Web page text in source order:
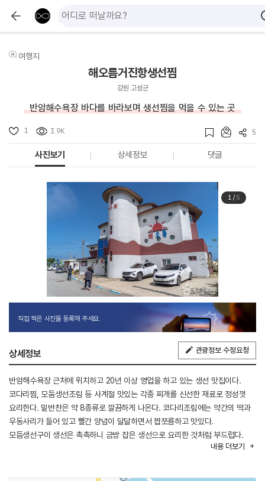
여행지
해오름거진항생선찜
강원 고성군
반암해수욕장 바다를 바라보며 생선찜을 먹을 수 있는 곳
1 3.9K 5
사진보기 상세정보 댓글
1/ 5
직접 찍은 사진을 등록해 주세요.
상세정보 관광정보 수정요청
반암해수욕장 근처에 위치하고 20년 이상 영업을 하고 있는 생선 맛집이다.
코다리찜, 모둠생선조림 등 사계절 맛있는 각종 찌개를 신선한 재료로 정성껏
요리한다. 밑반찬은 약 8종류로 깔끔하게 나온다. 코다리조림에는 약간의 떡과
우동사리가 들어 있고 빨간 양념이 달달하면서 짭쪼름하고 맛있다.
모듬생선구이 생선은 촉촉하니 금방 잡은 생선으로 요리한 것처럼 부드럽다.
식당 앞에 있는 의자에 앉아서 바다를 구경할 수도 있고 반암해수욕장 해변을
민박도 같이 운영을 하고 있다.
내용 더보기